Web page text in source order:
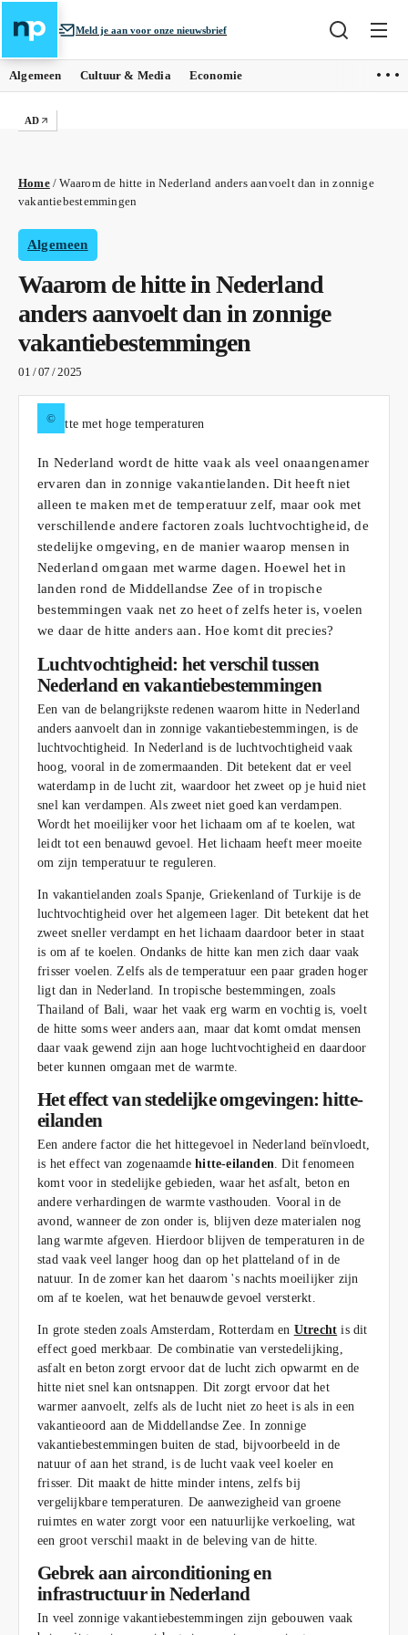
Meld je aan voor onze nieuwsbrief
Algemeen Cultuur & Media Economie
AD
Home/Waarom de hitte in Nederland anders aanvoelt dan in zonnige
vakantiebestemmingen
Algemeen
Waarom de hitte in Nederland
anders aanvoelt dan in zonnige
vakantiebestemmingen
01 / 07 / 2025
©
In Nederland wordt de hitte vaak als veel onaangenamer
ervaren dan in zonnige vakantielanden. Dit heeft niet
alleen te maken met de temperatuur zelf, maar ook met
verschillende andere factoren zoals luchtvochtigheid, de
stedelijke omgeving, en de manier waarop mensen in
Nederland omgaan met warme dagen. Hoewel het in
landen rond de Middellandse Zee of in tropische
bestemmingen vaak net zo heet of zelfs heter is, voelen
we daar de hitte anders aan. Hoe komt dit precies?
Luchtvochtigheid: het verschil tussen
Nederland en vakantiebestemmingen
Een van de belangrijkste redenen waarom hitte in Nederland
anders aanvoelt dan in zonnige vakantiebestemmingen, is de
luchtvochtigheid. In Nederland is de luchtvochtigheid vaak
hoog, vooral in de zomermaanden. Dit betekent dat er veel
waterdamp in de lucht zit, waardoor het zweet op je huid niet
snel kan verdampen. Als zweet niet goed kan verdampen.
Wordt het moeilijker voor het lichaam om af te koelen, wat
leidt tot een benauwd gevoel. Het lichaam heeft meer moeite
om zijn temperatuur te reguleren.
In vakantielanden zoals Spanje, Griekenland of Turkije is de
luchtvochtigheid over het algemeen lager. Dit betekent dat het
zweet sneller verdampt en het lichaam daardoor beter in staat
is om af te koelen. Ondanks de hitte kan men zich daar vaak
frisser voelen. Zelfs als de temperatuur een paar graden hoger
ligt dan in Nederland. In tropische bestemmingen, zoals
Thailand of Bali, waar het vaak erg warm en vochtig is, voelt
de hitte soms weer anders aan, maar dat komt omdat mensen
daar vaak gewend zijn aan hoge luchtvochtigheid en daardoor
beter kunnen omgaan met de warmte.
Het effect van stedelijke omgevingen: hitte-
eilanden
Een andere factor die het hittegevoel in Nederland beïnvloedt,
is het effect van zogenaamdehitte-eilanden. Dit fenomeen
komt voor in stedelijke gebieden, waar het asfalt, beton en
andere verhardingen de warmte vasthouden. Vooral in de
avond, wanneer de zon onder is, blijven deze materialen nog
lang warmte afgeven. Hierdoor blijven de temperaturen in de
stad vaak veel langer hoog dan op het platteland of in de
natuur. In de zomer kan het daarom 's nachts moeilijker zijn
om af te koelen, wat het benauwde gevoel versterkt.
In grote steden zoals Amsterdam, Rotterdam en Utrecht is dit
effect goed merkbaar. De combinatie van verstedelijking,
asfalt en beton zorgt ervoor dat de lucht zich opwarmt en de
hitte niet snel kan ontsnappen. Dit zorgt ervoor dat het
warmer aanvoelt, zelfs als de lucht niet zo heet is als in een
vakantieoord aan de Middellandse Zee. In zonnige
vakantiebestemmingen buiten de stad, bijvoorbeeld in de
natuur of aan het strand, is de lucht vaak veel koeler en
frisser. Dit maakt de hitte minder intens, zelfs bij
vergelijkbare temperaturen. De aanwezigheid van groene
ruimtes en water zorgt voor een natuurlijke verkoeling, wat
een groot verschil maakt in de beleving van de hitte.
Gebrek aan airconditioning en
infrastructuur in Nederland
In veel zonnige vakantiebestemmingen zijn gebouwen vaak